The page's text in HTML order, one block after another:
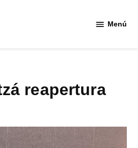
Menú
reapertura